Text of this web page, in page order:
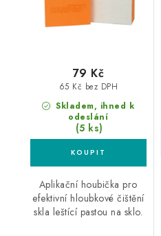
Skladem, ihned k
odeslání
(5 ks)
65 Kč bez DPH
79 Kč
Aplikační houbička pro
efektivní hloubkové čištění
skla leštící pastou na sklo.